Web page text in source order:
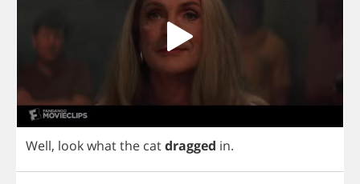
Well, lookwhatthe catdragged in.